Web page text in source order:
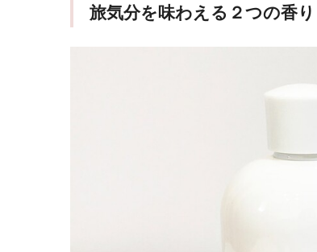
旅気分を味わえる２つの香り